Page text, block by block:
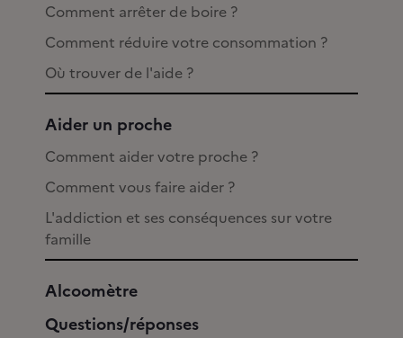
Comment arrêter de boire ?
Comment réduire votre consommation ?
Où trouver de l'aide ?
Aider un proche
Comment aider votre proche ?
Comment vous faire aider ?
L'addiction et ses conséquences sur votre
famille
Alcoomètre
Questions/réponses